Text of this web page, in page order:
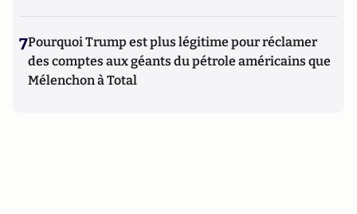
7Pourquoi Trump est plus légitime pour réclamer
des comptes aux géants du pétrole américains que
Mélenchon à Total